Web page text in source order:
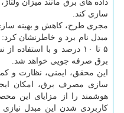
داده های برق مانند میزان
سازی کند.
مجری طرح، کاهش و بهینه
مبدل نام برد و خاطرنشان
برق صرفه جویی خواهد شد.
این محقق، ایمنی، نظارت و
سازی مصرف برق، امکان
هوشمند را از مزایای این
کاربردی شدن این مبدل